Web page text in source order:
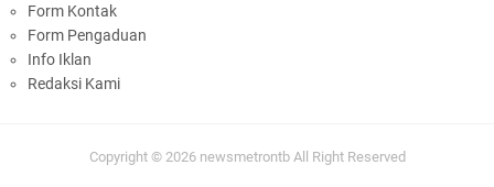
Form Kontak
Form Pengaduan
Info Iklan
Redaksi Kami
Copyright © 2026 newsmetrontbAll Right Reserved